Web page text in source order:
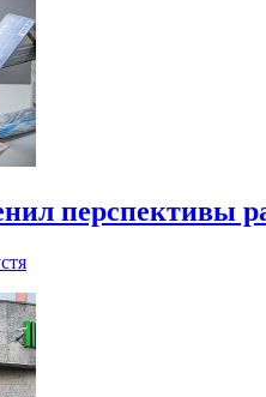
перспективы